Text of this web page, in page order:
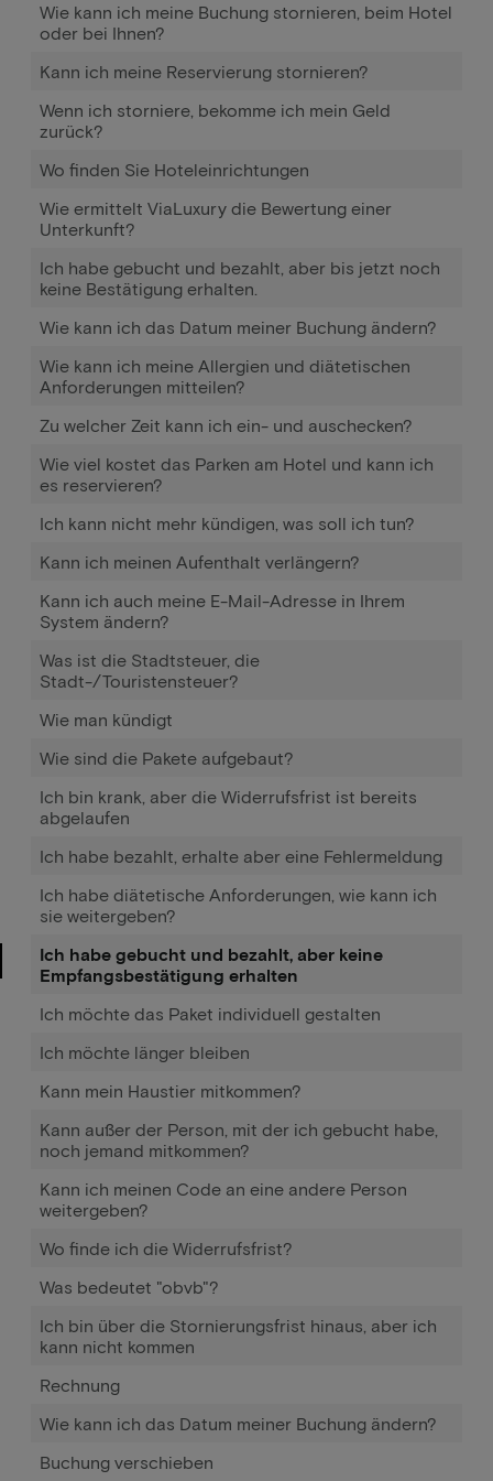
Wie kann ich meine Buchung stornieren, beim Hotel
oder bei Ihnen?
Kann ich meine Reservierung stornieren?
Wenn ich storniere, bekomme ich mein Geld
zurück?
Wo finden Sie Hoteleinrichtungen
Wie ermittelt ViaLuxury die Bewertung einer
Unterkunft?
Ich habe gebucht und bezahlt, aber bis jetzt noch
keine Bestätigung erhalten.
Wie kann ich das Datum meiner Buchung ändern?
Wie kann ich meine Allergien und diätetischen
Anforderungen mitteilen?
Zu welcher Zeit kann ich ein- und auschecken?
Wie viel kostet das Parken am Hotel und kann ich
es reservieren?
Ich kann nicht mehr kündigen, was soll ich tun?
Kann ich meinen Aufenthalt verlängern?
Kann ich auch meine E-Mail-Adresse in Ihrem
System ändern?
Was ist die Stadtsteuer, die
Stadt-/Touristensteuer?
Wie man kündigt
Wie sind die Pakete aufgebaut?
Ich bin krank, aber die Widerrufsfrist ist bereits
abgelaufen
Ich habe bezahlt, erhalte aber eine Fehlermeldung
Ich habe diätetische Anforderungen, wie kann ich
sie weitergeben?
Ich habe gebucht und bezahlt, aber keine
Empfangsbestätigung erhalten
Ich möchte das Paket individuell gestalten
Ich möchte länger bleiben
Kann mein Haustier mitkommen?
Kann außer der Person, mit der ich gebucht habe,
noch jemand mitkommen?
Kann ich meinen Code an eine andere Person
weitergeben?
Wo finde ich die Widerrufsfrist?
Was bedeutet "obvb"?
Ich bin über die Stornierungsfrist hinaus, aber ich
kann nicht kommen
Rechnung
Wie kann ich das Datum meiner Buchung ändern?
Buchung verschieben